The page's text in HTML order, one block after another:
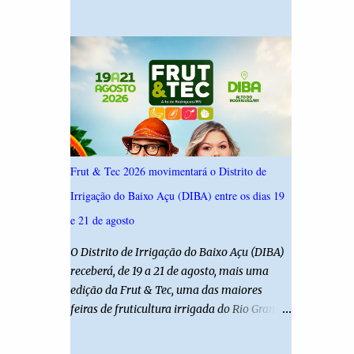
nota, a Polícia Militar manifestou
solidariedade à vítima e aos familiares e
destacou q...
somaram 6,4% e outros 43,8% não
souberam responder. A pesquisa IPSsensus
ouviu 1.500 eleitores em todas as regiões do
Rio Grande do Norte entre os dias 18 e 22 de
junho de 2026. O levantamento possui
margem de erro de 2,5 pontos percentuais e
nível de confiança de 95%. Registro no TSE:
RN-09520/2026
Frut & Tec 2026 movimentará o Distrito de
Irrigação do Baixo Açu (DIBA) entre os dias 19
e 21 de agosto
O Distrito de Irrigação do Baixo Açu (DIBA)
receberá, de 19 a 21 de agosto, mais uma
edição da Frut & Tec, uma das maiores
feiras de fruticultura irrigada do Rio Grande